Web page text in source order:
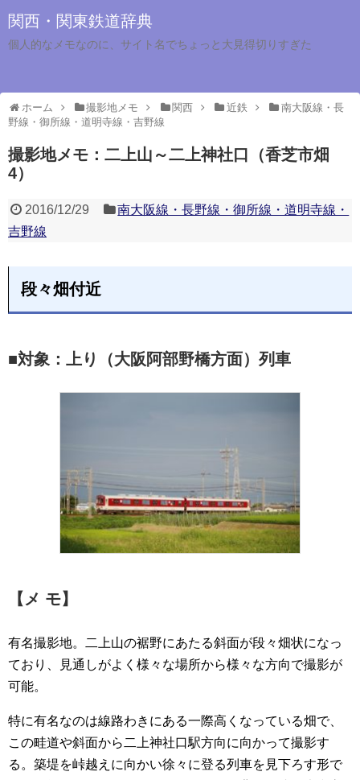
関西・関東鉄道辞典
個人的なメモなのに、サイト名でちょっと大見得切りすぎた
ホーム 撮影地メモ 関西 近鉄
南大阪線・長
野線・御所線・道明寺線・吉野線
撮影地メモ：二上山～二上神社口（香芝市畑
4）
2016/12/29
南大阪線・長野線・御所線・道明寺線・
吉野線
段々畑付近
■対象：上り（大阪阿部野橋方面）列車
【メ モ】
有名撮影地。二上山の裾野にあたる斜面が段々畑状になっ
ており、見通しがよく様々な場所から様々な方向で撮影が
可能。
特に有名なのは線路わきにある一際高くなっている畑で、
この畦道や斜面から二上神社口駅方向に向かって撮影す
る。築堤を峠越えに向かい徐々に登る列車を見下ろす形で